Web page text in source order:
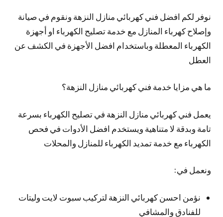
نوفر لكم افضل فني كهربائي منازل النزهة ونقوم في صيانة
وإصلاح كهرباء المنازل مع خدمة تصليح الكهرباء او أجهزة
الكهرباء المعطلة وباستخدام افضل الأجهزة في الكشف عن
العطل
ما هي مزايا خدمة فني كهربائي منازل النزهة؟
يعمل فني كهربائي منازل النزهة في تصليح الكهرباء بسرعة
تامة وبدقة لا متناهية ويستخدم افضل الأدوات في فحص
الكهرباء مع خدمة تمديد الكهرباء للمنازل والمحلات
ونعمل في:
نؤمن احسن كهربائي النزهة لتركيب سبوت لايت وليتات
للفنادق والمشافي